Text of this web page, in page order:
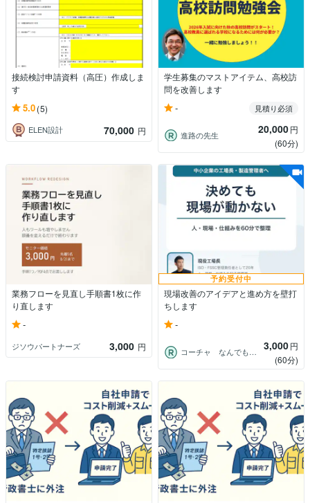
接続検討申請資料（高圧）作成しま
す
5.0(5)
ELEN設計 70,000 円
学生募集のマストアイテム、高校訪
問を改善します
- 見積り必須
進路の先生 20,000円
(60分)
業務フローを見直し手順書1枚に作
り直します
-
ジソウパートナーズ 3,000 円
予約受付中
現場改善のアイデアと進め方を壁打
ちします
-
コーチャ なんでも話せる人生７色工場長 3,000円
(60分)